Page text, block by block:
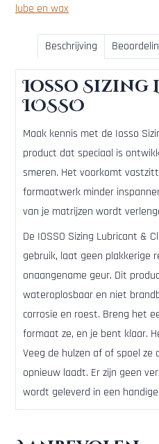
lube en wax
Beschrijving
Iosso Sizing
IOSSO
Maak kennis met de Iosso
product dat speciaal is
smeren. Het voorkomt
formaatwerk minder
van je matrijzen wordt
De IOSSO Sizing Lubricant &
gebruik, laat geen plakkerige
onaangename geur. Dit
wateroplosbaar en niet
corrosie en roest. Breng het
formaat ze, en je bent klaar.
Veeg de hulzen af of spoel
opnieuw laadt. Er zijn geen
wordt geleverd in een